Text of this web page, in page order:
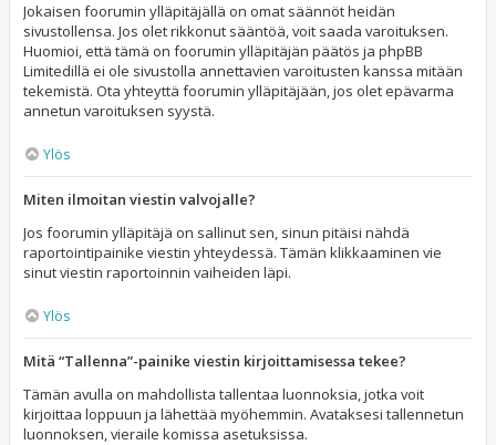
Jokaisen foorumin ylläpitäjällä on omat säännöt heidän
sivustollensa. Jos olet rikkonut sääntöä, voit saada varoituksen.
Huomioi, että tämä on foorumin ylläpitäjän päätös ja phpBB
Limitedillä ei ole sivustolla annettavien varoitusten kanssa mitään
tekemistä. Ota yhteyttä foorumin ylläpitäjään, jos olet epävarma
annetun varoituksen syystä.
Ylös
Miten ilmoitan viestin valvojalle?
Jos foorumin ylläpitäjä on sallinut sen, sinun pitäisi nähdä
raportointipainike viestin yhteydessä. Tämän klikkaaminen vie
sinut viestin raportoinnin vaiheiden läpi.
Ylös
Mitä “Tallenna”-painike viestin kirjoittamisessa tekee?
Tämän avulla on mahdollista tallentaa luonnoksia, jotka voit
kirjoittaa loppuun ja lähettää myöhemmin. Avataksesi tallennetun
luonnoksen, vieraile komissa asetuksissa.